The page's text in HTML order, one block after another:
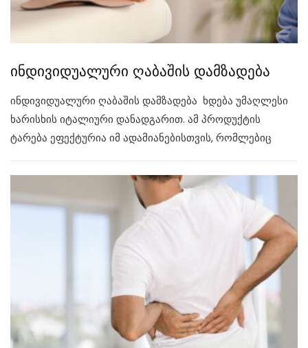
ინდივიდუალური ღაბაშის დამზადება
ინდივიდუალური ღაბაშის დამზადება ხდება უმაღლესი
ხარისხის იტალიური დანადგარით. ამ პროდუქტის
ტარება ეფექტურია იმ ადამიანებისთვის, რომლებიც